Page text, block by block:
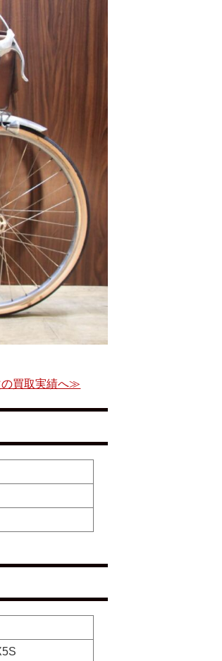
の買取実績へ≫